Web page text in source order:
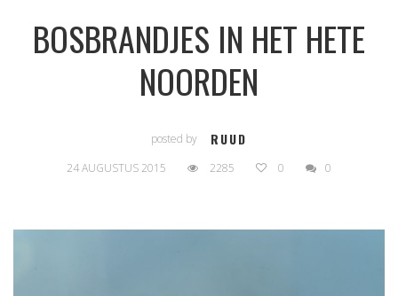
BOSBRANDJES IN HET HETE
NOORDEN
posted by RUUD
24 AUGUSTUS 2015 2285 0 0